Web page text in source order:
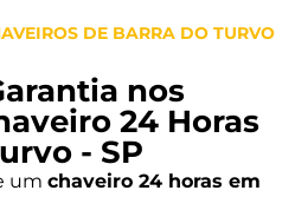
DE BARRA DO TURVO
nos
24 Horas
- SP
um chaveiro 24 horas em